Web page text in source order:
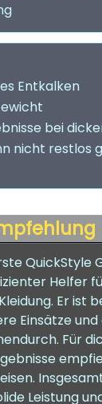
Entkalken
bei
nicht restlos
QuickStyle
Helfer
Er ist
Einsätze
Für
Leistung